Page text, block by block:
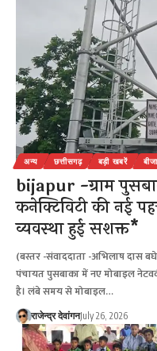
अन्य छत्तीसगढ़ बड़ी खबरें
bijapur -ग्राम
कनेक्टिविटी की नई
व्यवस्था हुई सशक्त*
(बस्तर -संवाददाता -अभिलाष दास
पंचायत पुसबाका में नए मोबाइल
है। लंबे समय से मोबाइल…
राजेन्द्र देवांगनJuly 26, 2026